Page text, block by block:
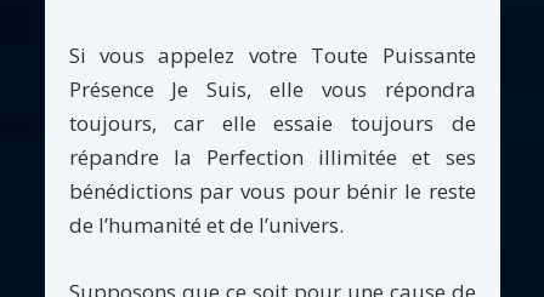
Si vous appelez votre Toute Puissante
Présence Je Suis, elle vous répondra
toujours, car elle essaie toujours de
répandre la Perfection illimitée et ses
bénédictions par vous pour bénir le reste
de l’humanité et de l’univers.
Supposons que ce soit pour une cause de